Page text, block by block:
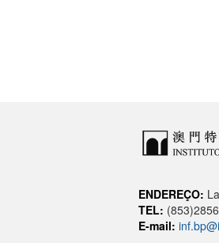
ENDEREÇO:
TEL:
E-mail: